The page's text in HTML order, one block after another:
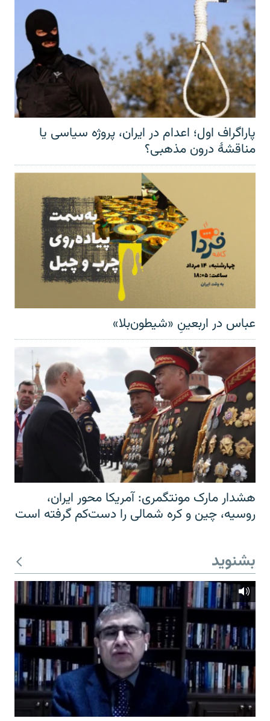
پاراگراف اول؛ اعدام در ایران، پروژه سیاسی یا
مناقشهٔ درون مذهبی؟
عباس در اربعینِ «شیطون‌بلا»
هشدار مارک مونتگمری: آمریکا محور ایران،
روسیه، چین و کره شمالی را دست‌کم گرفته است
بشنوید